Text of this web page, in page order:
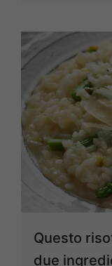
Questo
due